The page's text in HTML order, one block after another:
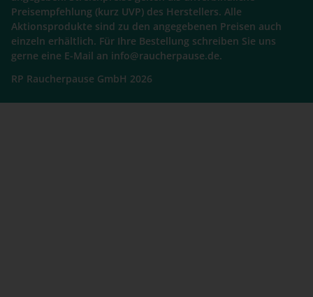
Preisempfehlung (kurz UVP) des Herstellers. Alle
Aktionsprodukte sind zu den angegebenen Preisen auch
einzeln erhältlich. Für Ihre Bestellung schreiben Sie uns
gerne eine E-Mail an info@raucherpause.de.
RP Raucherpause GmbH 2026